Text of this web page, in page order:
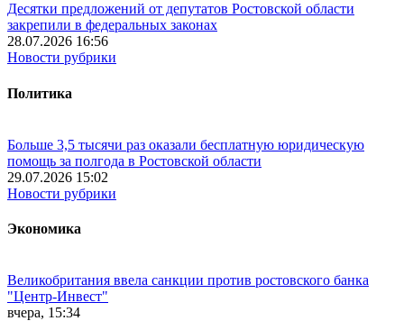
Десятки предложений от депутатов Ростовской области
закрепили в федеральных законах
28.07.2026 16:56
Новости рубрики
Политика
Больше 3,5 тысячи раз оказали бесплатную юридическую
помощь за полгода в Ростовской области
29.07.2026 15:02
Новости рубрики
Экономика
Великобритания ввела санкции против ростовского банка
"Центр-Инвест"
вчера, 15:34